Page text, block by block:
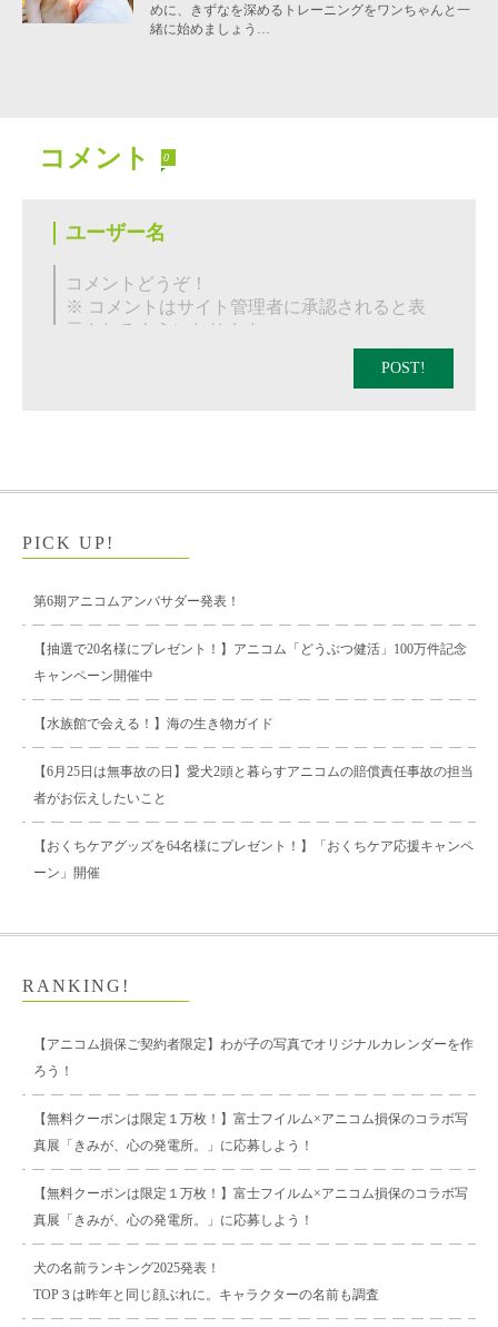
めに、きずなを深めるトレーニングをワンちゃんと一
緒に始めましょう…
コメント 0
POST!
PICK UP!
第6期アニコムアンバサダー発表！
【抽選で20名様にプレゼント！】アニコム「どうぶつ健活」100万件記念
キャンペーン開催中
【水族館で会える！】海の生き物ガイド
【6月25日は無事故の日】愛犬2頭と暮らすアニコムの賠償責任事故の担当
者がお伝えしたいこと
【おくちケアグッズを64名様にプレゼント！】「おくちケア応援キャンペ
ーン」開催
RANKING!
【アニコム損保ご契約者限定】わが子の写真でオリジナルカレンダーを作
ろう！
【無料クーポンは限定１万枚！】富士フイルム×アニコム損保のコラボ写
真展「きみが、心の発電所。」に応募しよう！
【無料クーポンは限定１万枚！】富士フイルム×アニコム損保のコラボ写
真展「きみが、心の発電所。」に応募しよう！
犬の名前ランキング2025発表！
TOP３は昨年と同じ顔ぶれに。キャラクターの名前も調査